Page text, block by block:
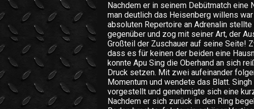
Nachdem er in seinem Debütmatch
man deutlich das Heisenberg willens
absoluten Repertoire an Adrenalin
gegenüber und zog mit seiner Art, der
Großteil der Zuschauer auf seine Seite!
dass es für keinen der beiden eine
konnte Apu Sing die Oberhand an sich
Druck setzen. Mit zwei aufeinander
Momentum und wendete das Blatt.
vorgestellt und genehmigte sich eine
Nachdem er sich zurück in den Ring